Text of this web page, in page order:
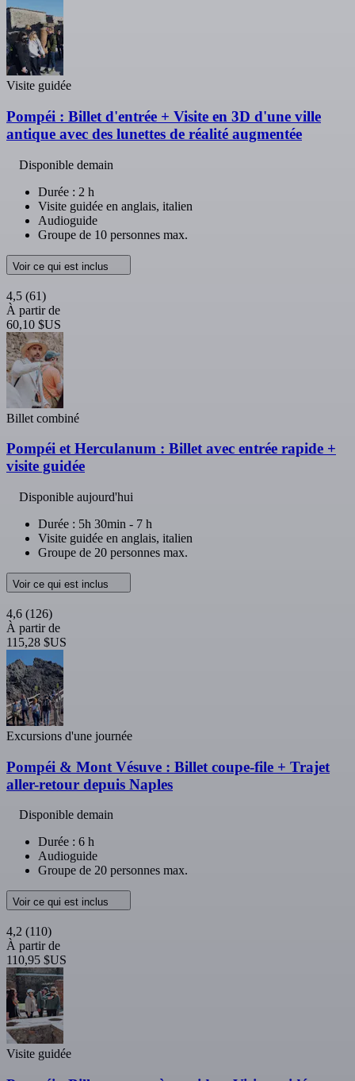
Visite guidée
Pompéi : Billet d'entrée + Visite en 3D d'une ville
antique avec des lunettes de réalité augmentée
Disponible demain
Durée : 2 h
Visite guidée en anglais, italien
Audioguide
Groupe de 10 personnes max.
Voir ce qui est inclus
4,5 (61)
À partir de
60,10 $US
Billet combiné
Pompéi et Herculanum : Billet avec entrée rapide +
visite guidée
Disponible aujourd'hui
Durée : 5h 30min - 7 h
Visite guidée en anglais, italien
Groupe de 20 personnes max.
Voir ce qui est inclus
4,6 (126)
À partir de
115,28 $US
Excursions d'une journée
Pompéi & Mont Vésuve : Billet coupe-file + Trajet
aller-retour depuis Naples
Disponible demain
Durée : 6 h
Audioguide
Groupe de 20 personnes max.
Voir ce qui est inclus
4,2 (110)
À partir de
110,95 $US
Visite guidée